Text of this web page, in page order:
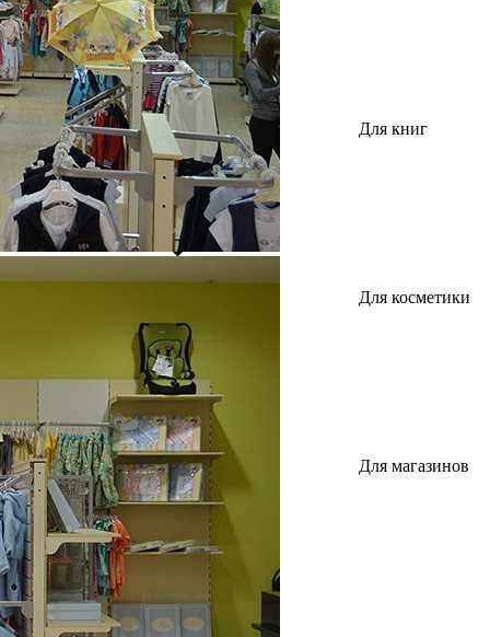
Для книг
Для косметики
Для магазинов
и бутиков